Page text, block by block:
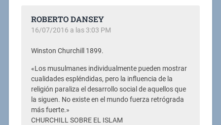
ROBERTO DANSEY
16/07/2016 a las 3:03 PM
Winston Churchill 1899.
«Los musulmanes individualmente pueden mostrar
cualidades espléndidas, pero la influencia de la
religión paraliza el desarrollo social de aquellos que
la siguen. No existe en el mundo fuerza retrógrada
más fuerte.»
CHURCHILL SOBRE EL ISLAM